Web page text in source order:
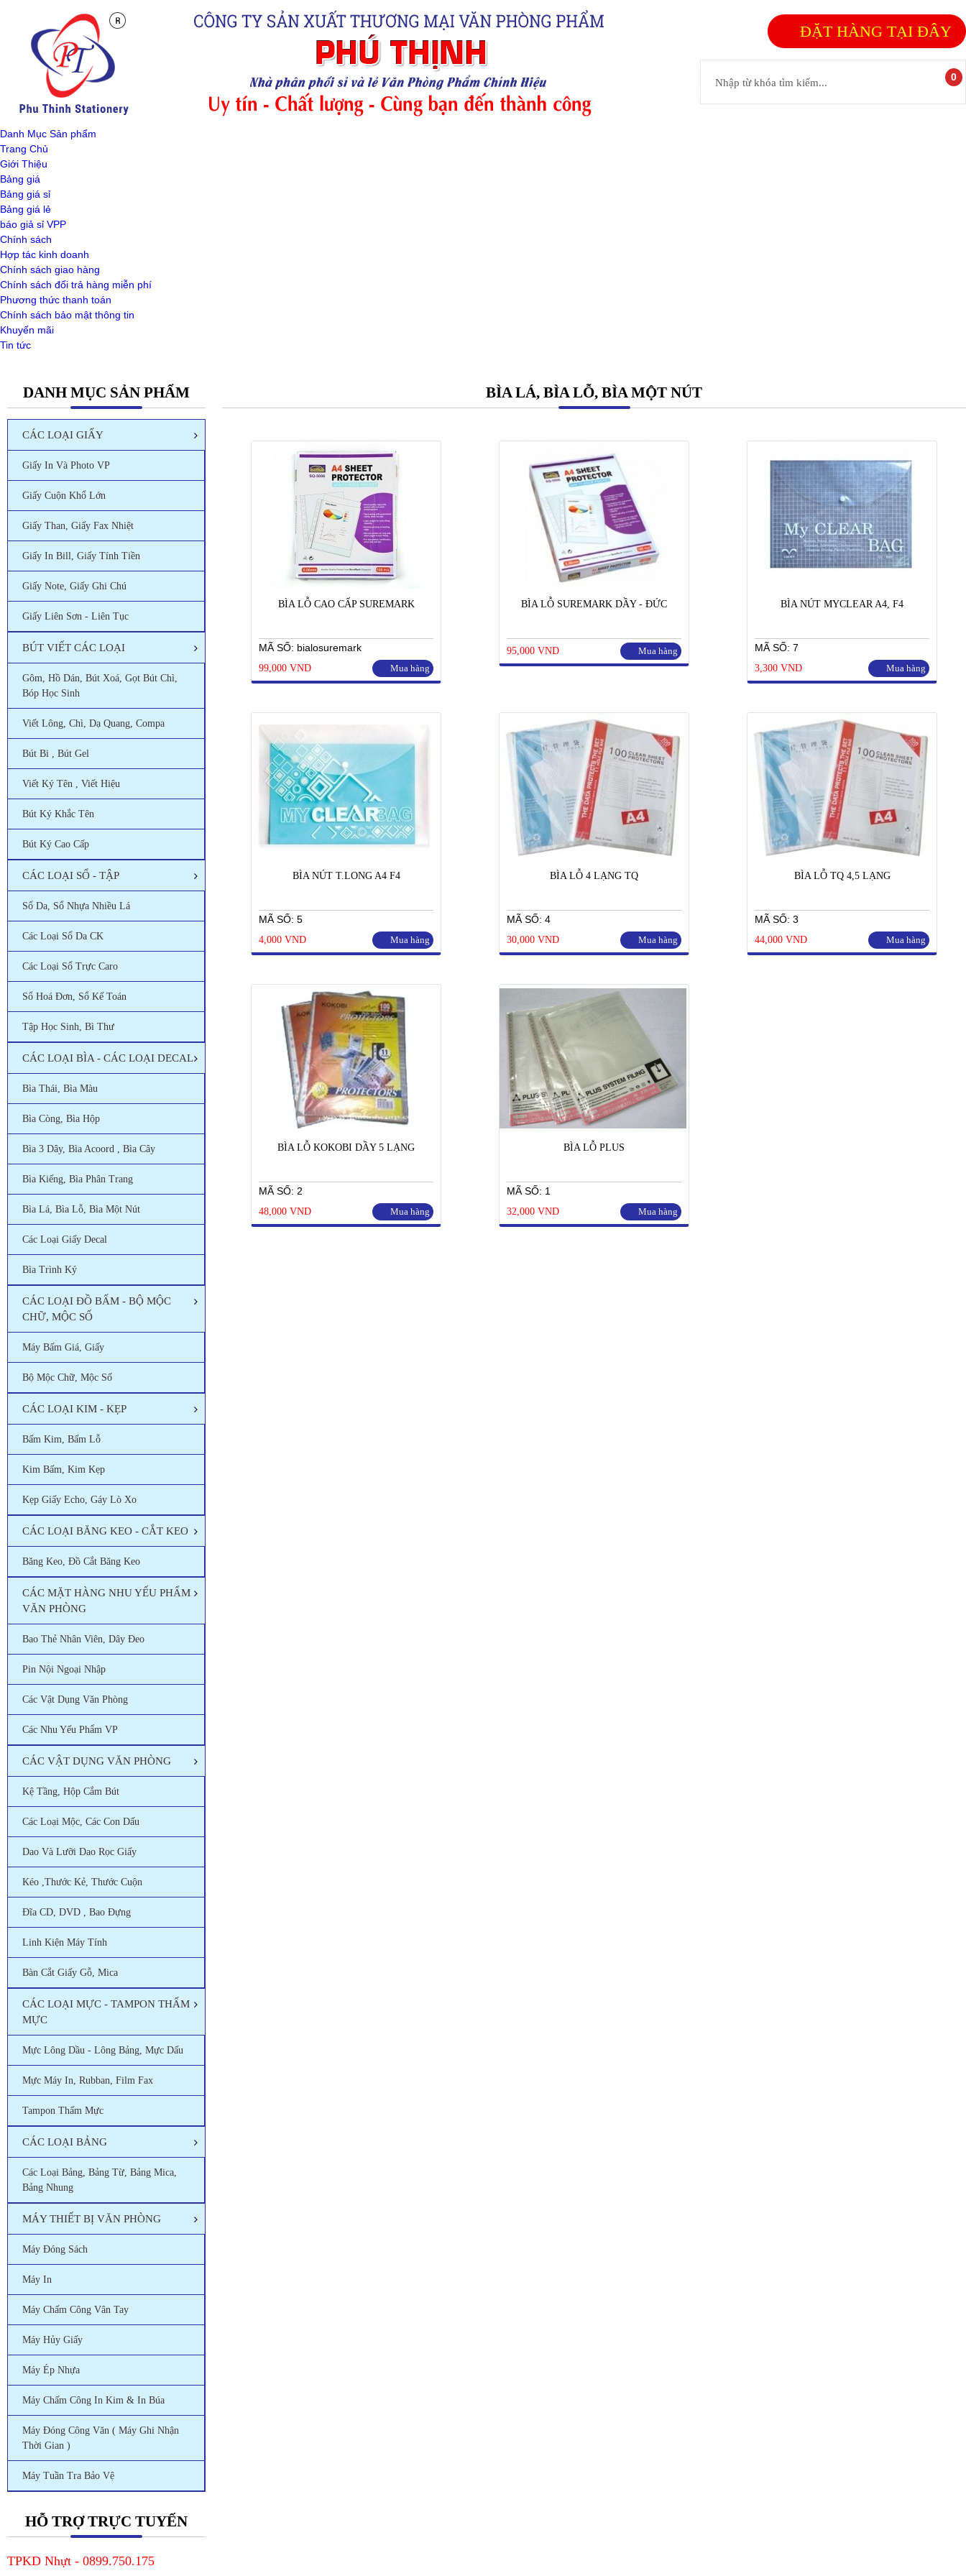
ĐẶT HÀNG TẠI ĐÂY
Danh Mục Sản phẩm
Trang Chủ
Giới Thiệu
Bảng giá
Bảng giá sỉ
Bảng giá lẻ
báo giả sỉ VPP
Chính sách
Hợp tác kinh doanh
Chính sách giao hàng
Chính sách đổi trả hàng miễn phí
Phương thức thanh toán
Chính sách bảo mật thông tin
Khuyến mãi
Tin tức
DANH MỤC SẢN PHẨM
CÁC LOẠI GIẤY
Giấy In Và Photo VP
Giấy Cuộn Khổ Lớn
Giấy Than, Giấy Fax Nhiệt
Giấy In Bill, Giấy Tính Tiền
Giấy Note, Giấy Ghi Chú
Giấy Liên Sơn - Liên Tục
BÚT VIẾT CÁC LOẠI
Gôm, Hồ Dán, Bút Xoá, Gọt Bút Chì,
Bóp Học Sinh
Viết Lông, Chì, Dạ Quang, Compa
Bút Bi , Bút Gel
Viết Ký Tên , Viết Hiệu
Bút Ký Khắc Tên
Bút Ký Cao Cấp
CÁC LOẠI SỔ - TẬP
Sổ Da, Sổ Nhựa Nhiều Lá
Các Loại Sổ Da CK
Các Loại Sổ Trực Caro
Sổ Hoá Đơn, Sổ Kế Toán
Tập Học Sinh, Bì Thư
CÁC LOẠI BÌA - CÁC LOẠI DECAL
Bìa Thái, Bìa Màu
Bìa Còng, Bìa Hộp
Bìa 3 Dây, Bìa Acoord , Bìa Cây
Bìa Kiếng, Bìa Phân Trang
Bìa Lá, Bìa Lỗ, Bìa Một Nút
Các Loại Giấy Decal
Bìa Trình Ký
CÁC LOẠI ĐỒ BẤM - BỘ MỘC
CHỮ, MỘC SỐ
Máy Bấm Giá, Giấy
Bộ Mộc Chữ, Mộc Số
CÁC LOẠI KIM - KẸP
Bấm Kim, Bấm Lỗ
Kim Bấm, Kim Kẹp
Kẹp Giấy Echo, Gáy Lò Xo
CÁC LOẠI BĂNG KEO - CẮT KEO
Băng Keo, Đồ Cắt Băng Keo
CÁC MẶT HÀNG NHU YẾU PHẨM
VĂN PHÒNG
Bao Thẻ Nhân Viên, Dây Đeo
Pin Nội Ngoại Nhập
Các Vật Dụng Văn Phòng
Các Nhu Yếu Phẩm VP
CÁC VẬT DỤNG VĂN PHÒNG
Kệ Tầng, Hộp Cắm Bút
Các Loại Mộc, Các Con Dấu
Dao Và Lưỡi Dao Rọc Giấy
Kéo ,thước Kẻ, Thước Cuộn
Đĩa CD, DVD , Bao Đựng
Linh Kiện Máy Tính
Bàn Cắt Giấy Gỗ, Mica
CÁC LOẠI MỰC - TAMPON THẤM
MỰC
Mực Lông Dầu - Lông Bảng, Mực Dấu
Mực Máy In, Rubban, Film Fax
Tampon Thấm Mực
CÁC LOẠI BẢNG
Các Loại Bảng, Bảng Từ, Bảng Mica,
Bảng Nhung
MÁY THIẾT BỊ VĂN PHÒNG
Máy Đóng Sách
Máy In
Máy Chấm Công Vân Tay
Máy Hủy Giấy
Máy Ép Nhựa
Máy Chấm Công In Kim & In Búa
Máy Đóng Công Văn ( Máy Ghi Nhận
Thời Gian )
Máy Tuần Tra Bảo Vệ
HỖ TRỢ TRỰC TUYẾN
TPKD Nhựt - 0899.750.175
BÌA LÁ, BÌA LỖ, BÌA MỘT NÚT
BÌA LỖ CAO CẤP SUREMARK
MÃ SỐ: bialosuremark
99,000 VND Mua hàng
BÌA LỖ SUREMARK DẦY - ĐỨC
95,000 VND Mua hàng
BÌA NÚT MYCLEAR A4, F4
MÃ SỐ: 7
3,300 VND Mua hàng
BÌA NÚT T.LONG A4 F4
MÃ SỐ: 5
4,000 VND Mua hàng
BÌA LỖ 4 LẠNG TQ
MÃ SỐ: 4
30,000 VND Mua hàng
BÌA LỖ TQ 4,5 LẠNG
MÃ SỐ: 3
44,000 VND Mua hàng
BÌA LỖ KOKOBI DẦY 5 LẠNG
MÃ SỐ: 2
48,000 VND Mua hàng
BÌA LỖ PLUS
MÃ SỐ: 1
32,000 VND Mua hàng
0